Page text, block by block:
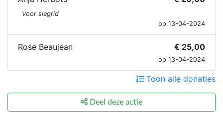
Voor siegrid
op 13-04-2024
Rose Beaujean € 25,00
op 13-04-2024
Toon alle donaties
Deel deze actie